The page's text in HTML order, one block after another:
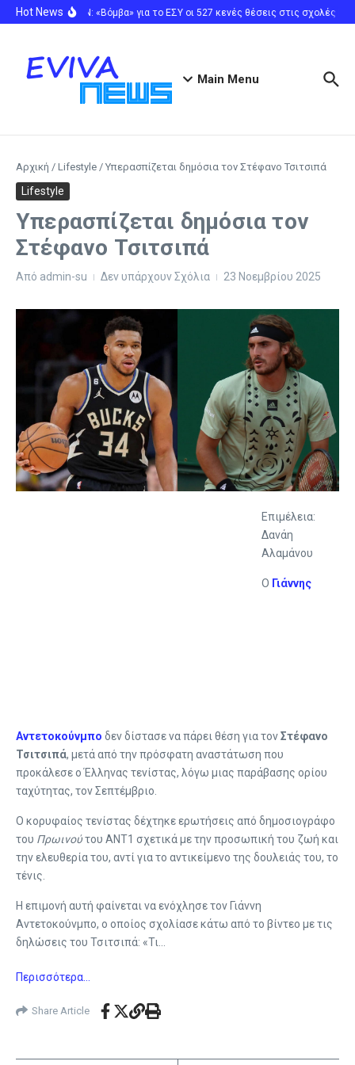
Μετάβαση στο περιεχόμενο
Hot NewsΠΟΕΔΗΝ: «Βόμβα» για το ΕΣΥ οι 527 κενές θέσεις στις σχολές
Main Menu
Αρχική / Lifestyle / Υπερασπίζεται δημόσια τον Στέφανο Τσιτσιπά
Lifestyle
Υπερασπίζεται δημόσια τον
Στέφανο Τσιτσιπά
Από admin-su Δεν υπάρχουν Σχόλια 23 Νοεμβρίου 2025
Επιμέλεια:
Δανάη
Αλαμάνου
Ο Γιάννης
Αντετοκούνμπο δεν δίστασε να πάρει θέση για τονΣτέφανο
Τσιτσιπά, μετά από την πρόσφατη αναστάτωση που
προκάλεσε ο Έλληνας τενίστας, λόγω μιας παράβασης ορίου
ταχύτητας, τον Σεπτέμβριο.
Ο κορυφαίος τενίστας δέχτηκε ερωτήσεις από δημοσιογράφο
του Πρωινούτου ANT1 σχετικά με την προσωπική του ζωή και
την ελευθερία του, αντί για το αντικείμενο της δουλειάς του, το
τένις.
Η επιμονή αυτή φαίνεται να ενόχλησε τον Γιάννη
Αντετοκούνμπο, ο οποίος σχολίασε κάτω από το βίντεο με τις
δηλώσεις του Τσιτσιπά: «Τι…
Περισσότερα…
Share Article